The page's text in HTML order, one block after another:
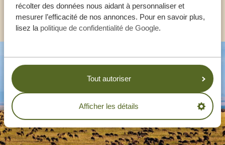
récolter des données nous aidant à personnaliser et
mesurer l’efficacité de nos annonces. Pour en savoir plus,
lisez la politique de confidentialité de Google.
Tout autoriser
Afficher les détails
AUTRES PAYS